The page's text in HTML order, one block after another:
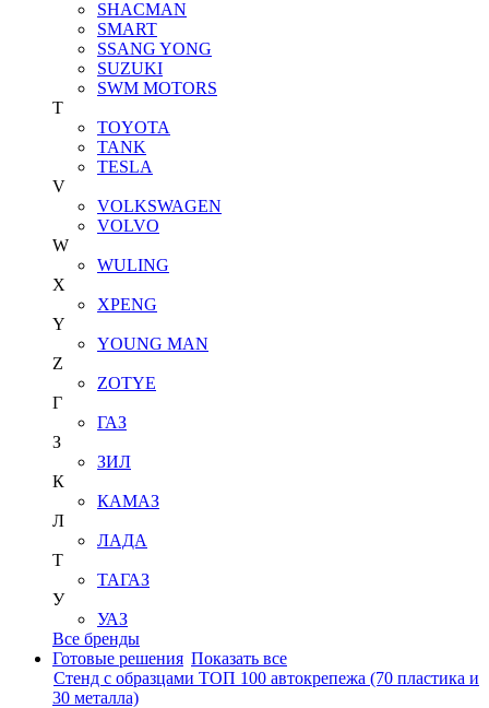
SHACMAN
SMART
SSANG YONG
SUZUKI
SWM MOTORS
T
TOYOTA
TANK
TESLA
V
VOLKSWAGEN
VOLVO
W
WULING
X
XPENG
Y
YOUNG MAN
Z
ZOTYE
Г
ГАЗ
З
ЗИЛ
К
КАМАЗ
Л
ЛАДА
Т
ТАГАЗ
У
УАЗ
Все бренды
Готовые решения Показать все
Стенд с образцами ТОП 100 автокрепежа (70 пластика и
30 металла)